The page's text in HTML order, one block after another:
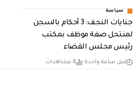
سياسة
جنايات النجف: 3 أحكام بالسجن
لمنتحل صفة موظف بمكتب
رئيس مجلس القضاء
قبل ساعة واحدة 8 مشاهدات